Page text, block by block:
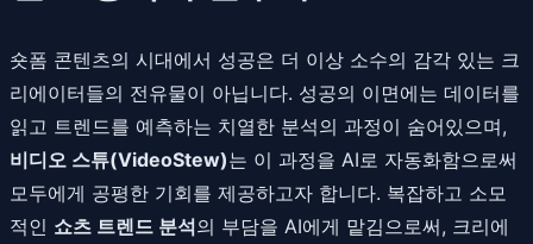
숏폼 콘텐츠의 시대에서 성공은 더 이상 소수의 감각 있는 크
리에이터들의 전유물이 아닙니다. 성공의 이면에는 데이터를
읽고 트렌드를 예측하는 치열한 분석의 과정이 숨어있으며,
비디오 스튜(VideoStew)는 이 과정을 AI로 자동화함으로써
모두에게 공평한 기회를 제공하고자 합니다. 복잡하고 소모
적인 쇼츠 트렌드 분석의 부담을 AI에게 맡김으로써, 크리에